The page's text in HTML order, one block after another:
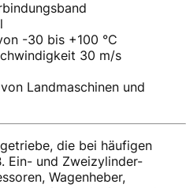
-30 bis +100 °C
30 m/s
Landmaschinen und
die bei häufigen
Ein- und Zweizylinder-
Wagenheber,